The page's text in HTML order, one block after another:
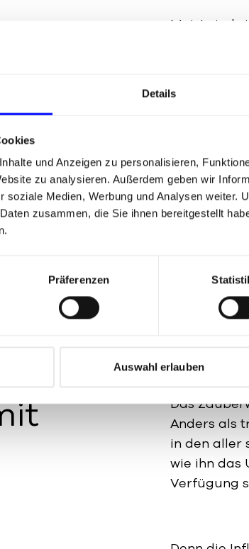
Details
und Anzeigen zu personalisieren,
zu analysieren. Außerdem geben wir
soziale Medien, Werbung und Analysen weiter.
zusammen, die Sie ihnen bereitgestellt
Präferenzen
Auswahl erlauben
Meist sind
oder
nicht
Followern
man als
Influencer
sonst nur
Influencer
einmaligem
Blogserie
Das
Anders als
in den aller
wie ihn das
Verfügung